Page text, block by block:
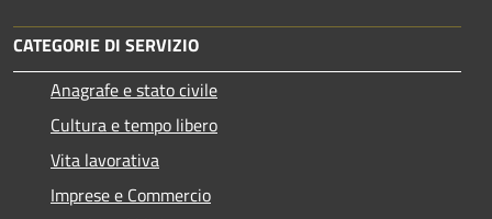
CATEGORIE DI SERVIZIO
Anagrafe e stato civile
Cultura e tempo libero
Vita lavorativa
Imprese e Commercio